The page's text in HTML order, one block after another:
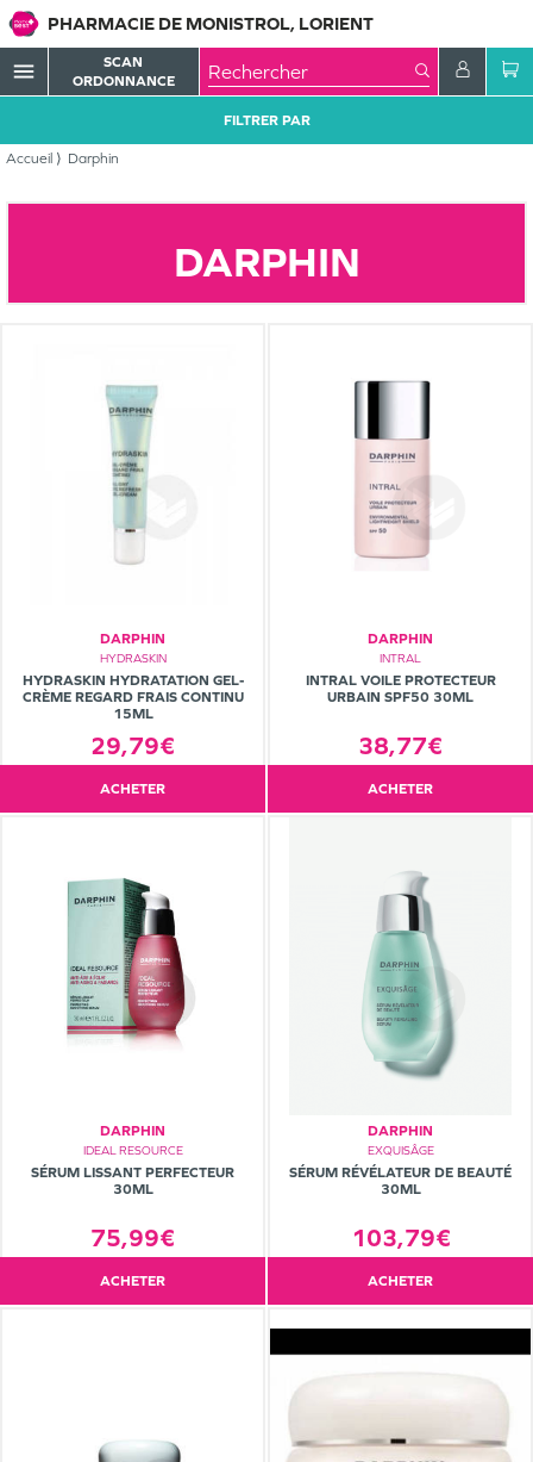
PHARMACIE DE MONISTROL, LORIENT
menu
SCAN
ORDONNANCE
Accueil Darphin
FILTRER PAR
DARPHIN
DARPHIN
HYDRASKIN
HYDRASKIN HYDRATATION GEL-
CRÈME REGARD FRAIS CONTINU
15ML
29,79€
ACHETER
DARPHIN
INTRAL
INTRAL VOILE PROTECTEUR
URBAIN SPF50 30ML
38,77€
ACHETER
DARPHIN
IDEAL RESOURCE
SÉRUM LISSANT PERFECTEUR
30ML
75,99€
ACHETER
DARPHIN
EXQUISÂGE
SÉRUM RÉVÉLATEUR DE BEAUTÉ
30ML
103,79€
ACHETER